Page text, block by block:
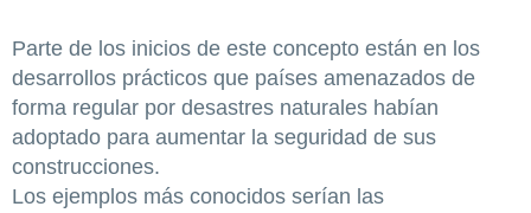
Parte de los inicios de este concepto están en los
desarrollos prácticos que países amenazados de
forma regular por desastres naturales habían
adoptado para aumentar la seguridad de sus
construcciones.
Los ejemplos más conocidos serían las